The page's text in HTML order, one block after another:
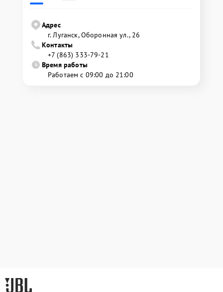
Адрес
г. Луганск, Оборонная ул., 26
Контакты
+7 (863) 333-79-21
Время работы
Работаем с 09:00 до 21:00